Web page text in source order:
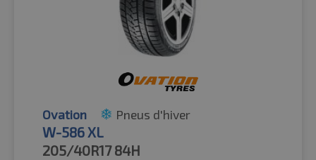
Ovation Pneus d'hiver
W-586 XL
205/40R17 84H